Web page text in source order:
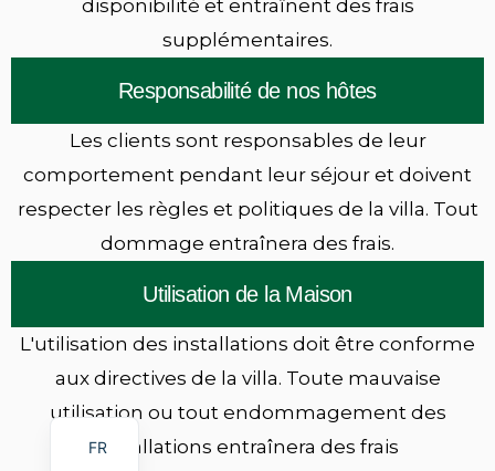
disponibilité et entraînent des frais
supplémentaires.
Responsabilité de nos hôtes
Les clients sont responsables de leur
comportement pendant leur séjour et doivent
respecter les règles et politiques de la villa. Tout
dommage entraînera des frais.
Utilisation de la Maison
L'utilisation des installations doit être conforme
aux directives de la villa. Toute mauvaise
utilisation ou tout endommagement des
installations entraînera des frais
FR
EN